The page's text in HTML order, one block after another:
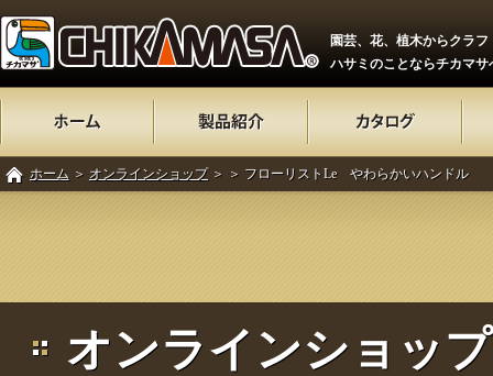
園芸、花、植木からクラフ
ハサミのことならチカマサ
ホーム ＞ オンラインショップ＞ ＞ フローリストLe やわらかいハンドル
オンラインショッ